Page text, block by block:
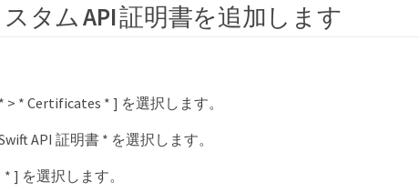
タム API 証明書を追加します
* Certificates * ] を選択します。
API 証明書 * を選択します。
] を選択します。